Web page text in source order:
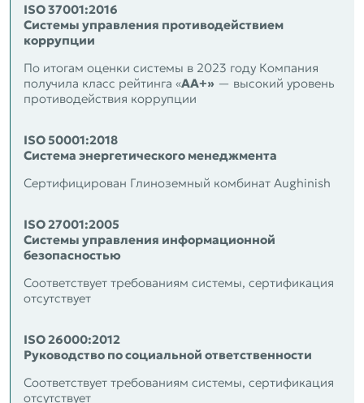
ISO 37001:2016
Системы управления противодействием
коррупции
По итогам оценки системы в 2023 году Компания
получила класс рейтинга «АА+» — высокий уровень
противодействия коррупции
ISO 50001:2018
Система энергетического менеджмента
Сертифицирован Глиноземный комбинат Aughinish
ISO 27001:2005
Системы управления информационной
безопасностью
Соответствует требованиям системы, сертификация
отсутствует
ISO 26000:2012
Руководство по социальной ответственности
Соответствует требованиям системы, сертификация
отсутствует